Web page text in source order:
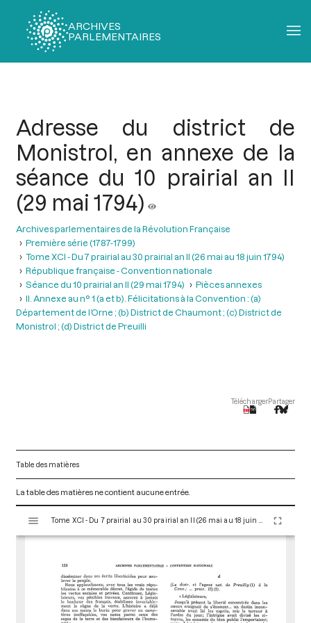
ARCHIVES
PARLEMENTAIRES
Adresse du district de
Monistrol, en annexe de la
séance du 10 prairial an II
(29 mai 1794)
Archives parlementaires de la Révolution Française
Première série (1787-1799)
Tome XCI - Du 7 prairial au 30 prairial an II (26 mai au 18 juin 1794)
République française - Convention nationale
Séance du 10 prairial an II (29 mai 1794)
Pièces annexes
II. Annexe au n° 1 (a et b). Félicitations à la Convention : (a)
Département de l’Orne ; (b) District de Chaumont ; (c) District de
Monistrol ; (d) District de Preuilli
TéléchargerPartager
Table des matières
La table des matières ne contient aucune entrée.
s